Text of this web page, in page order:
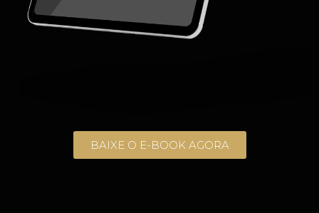
BAIXE O E-BOOK AGORA